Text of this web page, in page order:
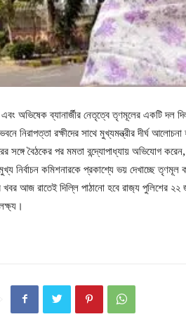
অভিষেক ব্যানার্জীর নেতৃত্বে তৃণমূলের একটি
নিরাপত্তা রক্ষীদের সাথে মুখ্যমন্ত্রীর দীর্ঘ
সঙ্গে বৈঠকের পর মমতা বন্দ্যোপাধ্যায় অভিযোগ
নির্বাচন কমিশনারকে প্রকাশ্যে ভয় দেখাচ্ছে
আজ রাতেই দিল্লি পাঠানো হবে রাজ‌্য পুলিশের